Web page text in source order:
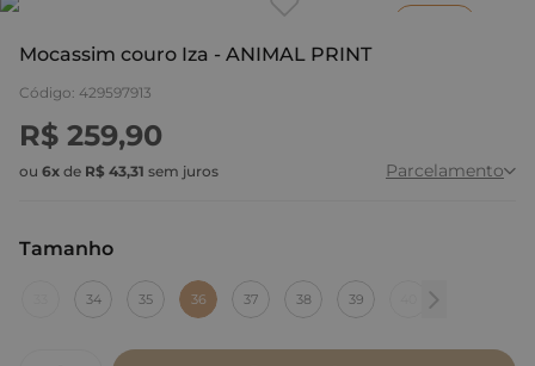
Mocassim couro Iza - ANIMAL PRINT
Código: 429597913
R$ 259,90
ou 6x de R$ 43,31 sem juros Parcelamento
Tamanho
34 35 36 37 38 39